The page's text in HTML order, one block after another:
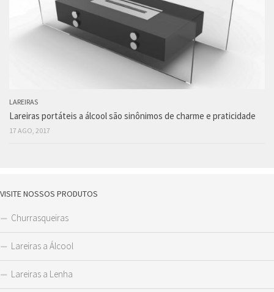
LAREIRAS
Lareiras portáteis a álcool são sinônimos de charme e praticidade
17 AGO, 2017
VISITE NOSSOS PRODUTOS
Churrasqueiras
Lareiras a Álcool
Lareiras a Lenha